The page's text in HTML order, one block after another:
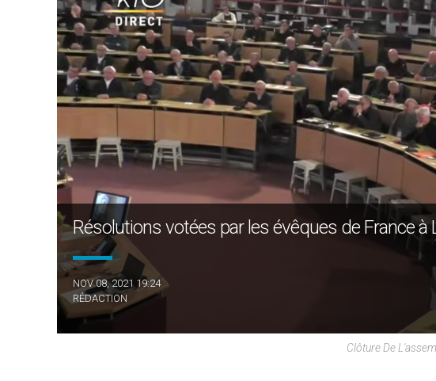
Résolutions votées par les évêques de France
NOV 08, 2021 19:24
RÉDACTION
Clôture De